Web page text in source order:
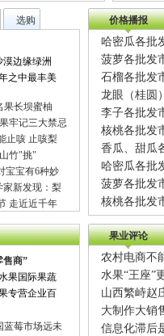
选购
边缘绿洲
之中最丰美
果长坝蜜柚
牢记三大禁忌
止咳 止咳梨
竹"挑"
宝宝有6种妙
家新发现：梨
走近近千年
价格播报
哈密瓜各批
菠萝各批发
石榴各批发
龙眼（桂圆
李子各批发
核桃各批发
香瓜、甜瓜
哈密瓜各批
菠萝各批发
核桃各批发
售商”
果国际果蔬
专营企业百
蓝莓市场远未
果业评论
农村电商不
水果“王座”
山西繁峙赵
大制作大销
信息化滞后